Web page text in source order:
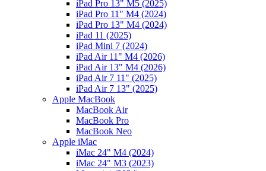
iPad Pro 13" M5 (2025)
iPad Pro 11" M4 (2024)
iPad Pro 13" M4 (2024)
iPad 11 (2025)
iPad Mini 7 (2024)
iPad Air 11" M4 (2026)
iPad Air 13" M4 (2026)
iPad Air 7 11" (2025)
iPad Air 7 13" (2025)
Apple MacBook
MacBook Air
MacBook Pro
MacBook Neo
Apple iMac
iMac 24" M4 (2024)
iMac 24" M3 (2023)